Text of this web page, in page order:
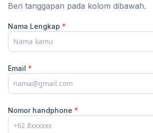
Beri tanggapan pada kolom dibawah.
Nama Lengkap *
Email *
Nomor handphone *